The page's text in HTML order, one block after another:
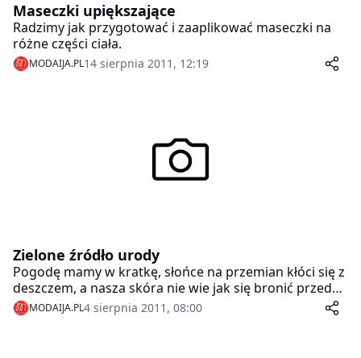
Maseczki upiększające
Radzimy jak przygotować i zaaplikować maseczki na
różne części ciała.
MODAIJA.PL14 sierpnia 2011, 12:19
Zielone źródło urody
Pogodę mamy w kratkę, słońce na przemian kłóci się z
deszczem, a nasza skóra nie wie jak się bronić przed
różnicą temperatur. To jak w naturalny sposób
poradzić sobie z niedogodnościami czyhającymi na
MODAIJA.PL4 sierpnia 2011, 08:00